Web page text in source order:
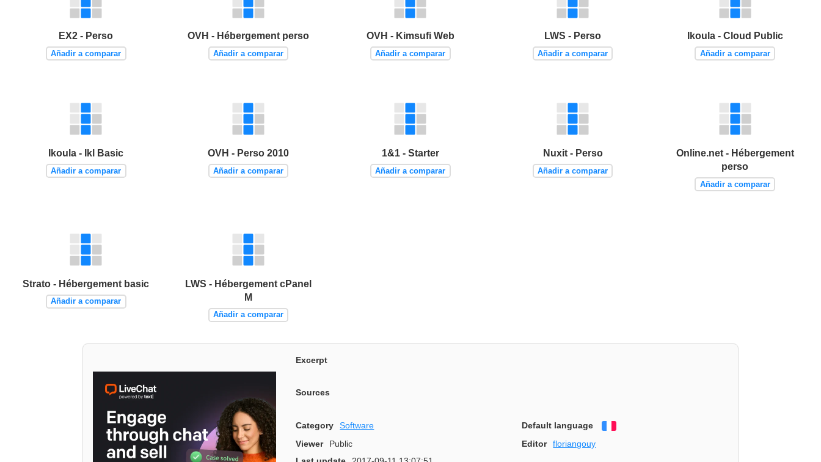
EX2 - Perso
Añadir a comparar
OVH - Hébergement perso
Añadir a comparar
OVH - Kimsufi Web
Añadir a comparar
LWS - Perso
Añadir a comparar
Ikoula - Cloud Public
Añadir a comparar
Ikoula - Ikl Basic
Añadir a comparar
OVH - Perso 2010
Añadir a comparar
1&1 - Starter
Añadir a comparar
Nuxit - Perso
Añadir a comparar
Online.net - Hébergement
perso
Añadir a comparar
Strato - Hébergement basic
Añadir a comparar
LWS - Hébergement cPanel
M
Añadir a comparar
Excerpt
Sources
Category Software Default language
Viewer
Public Editor
floriangouy